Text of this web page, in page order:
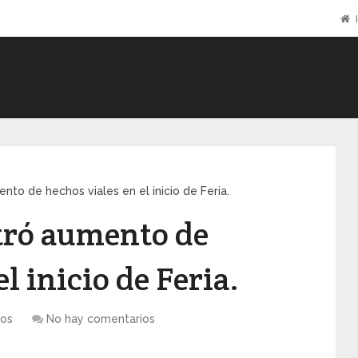
de hechos viales en el inicio de Feria.
aumento de
inicio de Feria.
No hay comentarios